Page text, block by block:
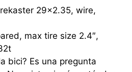
29×2.35, wire,
max tire size 2.4″,
bici? Es una pregunta